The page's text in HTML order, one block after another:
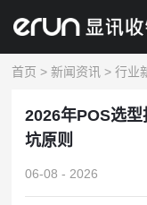
产品&服务
解决方案
新闻资讯
首页 >新闻资讯 >行业
2026年POS选
坑原则
06-08 - 2026